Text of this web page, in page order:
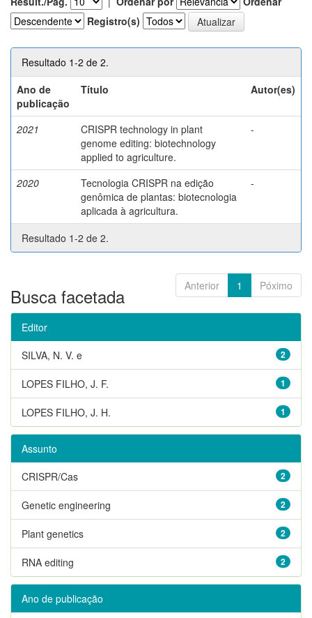
Registro(s)
Resultado 1-2 de 2.
Ano de
publicação
Título Autor(es)
2021
CRISPR technology in plant
genome editing: biotechnology
applied to agriculture.
-
2020
Tecnologia CRISPR na edição
genômica de plantas: biotecnologia
aplicada à agricultura.
-
Resultado 1-2 de 2.
Anterior 1 Póximo
Busca facetada
Editor
2
SILVA, N. V. e
1
LOPES FILHO, J. F.
1
LOPES FILHO, J. H.
Assunto
2
CRISPR/Cas
2
Genetic engineering
2
Plant genetics
2
RNA editing
Ano de publicação